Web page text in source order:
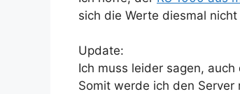
sich die Werte diesmal
Update:
Ich muss leider sagen,
Somit werde ich den Server